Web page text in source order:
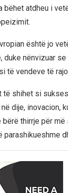
bëhet atdheu i
është jo
nënvizuar
të vendeve të
të shihet si
dije, inovacion,
thirrje për
parashikueshme